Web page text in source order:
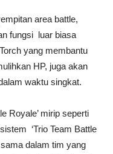
area battle,
fungsi luar biasa
yang membantu
HP, juga akan
waktu singkat.
Royale’ mirip seperti
‘Trio Team Battle
dalam tim yang